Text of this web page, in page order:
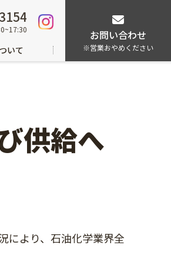
お問い合わせ
※営業おやめください
いて
供給へ
により、石油化学業界全